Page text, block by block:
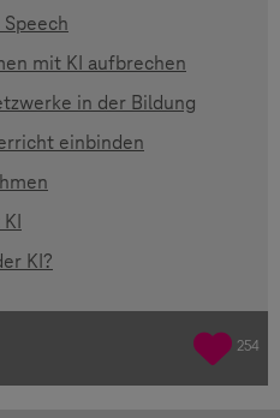
mit KI aufbrechen
in der Bildung
einbinden
KI?
254